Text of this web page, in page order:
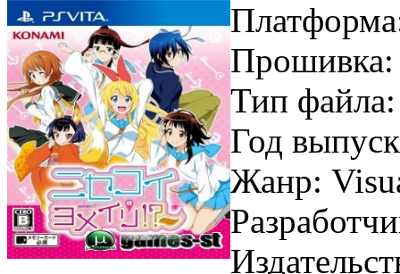
Тип
Год
Жанр: